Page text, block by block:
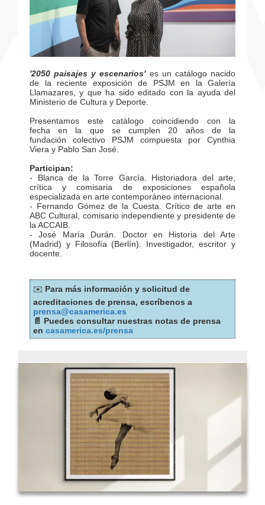
'2050 paisajes y escenarios' es un catálogo nacido
de la reciente exposición de PSJM en la Galería
Llamazares, y que ha sido editado con la ayuda del
Ministerio de Cultura y Deporte.
Presentamos este catálogo coincidiendo con la
fecha en la que se cumplen 20 años de la
fundación colectivo PSJM compuesta por Cynthia
Viera y Pablo San José.
Participan:
- Blanca de la Torre García. Historiadora del arte,
crítica y comisaria de exposiciones española
especializada en arte contemporáneo internacional.
- Fernando Gómez de la Cuesta. Crítico de arte en
ABC Cultural, comisario independiente y presidente de
la ACCAIB.
- José María Durán. Doctor en Historia del Arte
(Madrid) y Filosofía (Berlín). Investigador, escritor y
docente.
✉️ Para más información y solicitud de
acreditaciones de prensa, escríbenos a
prensa@casamerica.es
📄 Puedes consultar nuestras notas de prensa
en casamerica.es/prensa